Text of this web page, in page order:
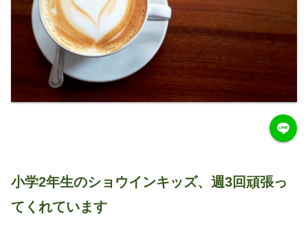
小学2年生のショウインキッズ、週3回頑張っ
てくれています